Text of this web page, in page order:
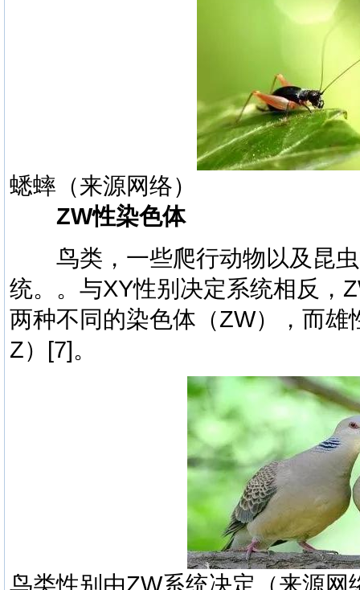
蟋蟀（来源网络）
ZW性染色体
鸟类，一些爬行动物以及昆虫
统。。与XY性别决定系统相反，
两种不同的染色体（ZW），而
Z） [7]。
鸟类性别由ZW系统决定（来源网